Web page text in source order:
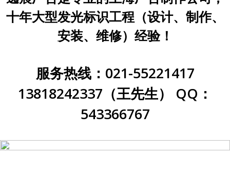
十年大型发光标识工程（设计、制作、
安装、维修）经验！
服务热线：021-55221417
13818242337（王先生） QQ：
543366767